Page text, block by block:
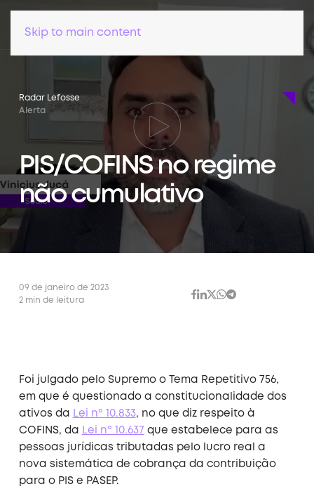
Skip to main content
Radar Lefosse
Alerta
PIS/COFINS no regime
não cumulativo
09 de janeiro de 2023
2 min de leitura
Foi julgado pelo Supremo o Tema Repetitivo 756,
em que é questionado a constitucionalidade dos
ativos da Lei nº 10.833, no que diz respeito à
COFINS, da Lei nº 10.637 que estabelece para as
pessoas jurídicas tributadas pelo lucro real a
nova sistemática de cobrança da contribuição
para o PIS e PASEP.